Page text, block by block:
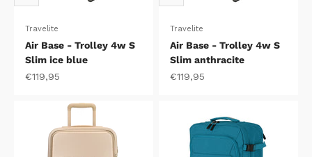
Travelite
Air Base - Trolley 4w S
Slim ice blue
Aanbiedingsprijs
€119,95
Travelite
Air Base - Trolley 4w S
Slim anthracite
Aanbiedingsprijs
€119,95